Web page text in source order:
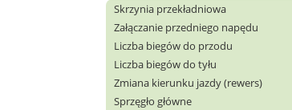
Skrzynia przekładniowa
Załączanie przedniego napędu
Liczba biegów do przodu
Liczba biegów do tyłu
Zmiana kierunku jazdy (rewers)
Sprzęgło główne